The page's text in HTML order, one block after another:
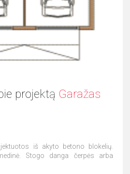
projektą Garažas
iš akyto betono blokelių.
Stogo danga čerpės arba